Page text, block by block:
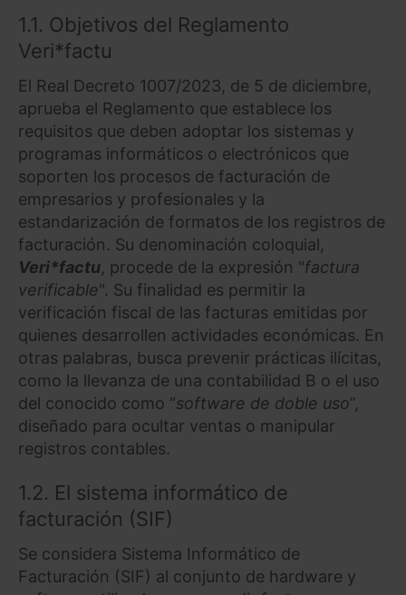
1.1. Objetivos del Reglamento
Veri*factu
El Real Decreto 1007/2023, de 5 de diciembre,
aprueba el Reglamento que establece los
requisitos que deben adoptar los sistemas y
programas informáticos o electrónicos que
soporten los procesos de facturación de
empresarios y profesionales y la
estandarización de formatos de los registros de
facturación. Su denominación coloquial,
Veri*factu, procede de la expresión "factura
verificable". Su finalidad es permitir la
verificación fiscal de las facturas emitidas por
quienes desarrollen actividades económicas. En
otras palabras, busca prevenir prácticas ilícitas,
como la llevanza de una contabilidad B o el uso
del conocido como “software de doble uso”,
diseñado para ocultar ventas o manipular
registros contables.
1.2. El sistema informático de
facturación (SIF)
Se considera Sistema Informático de
Facturación (SIF) al conjunto de hardware y